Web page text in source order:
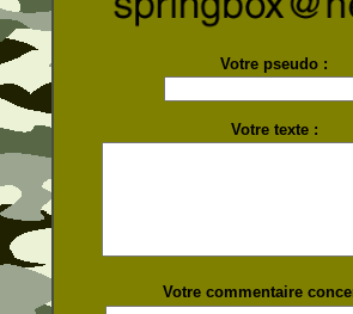
Votre pseudo :
Votre texte:
Votre commentaire